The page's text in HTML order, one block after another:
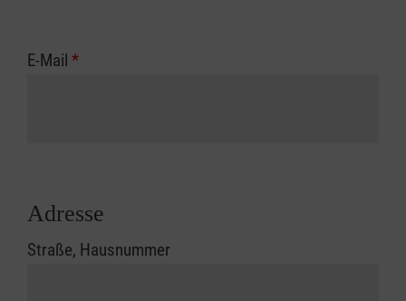
E-Mail *
Adresse
Straße, Hausnummer